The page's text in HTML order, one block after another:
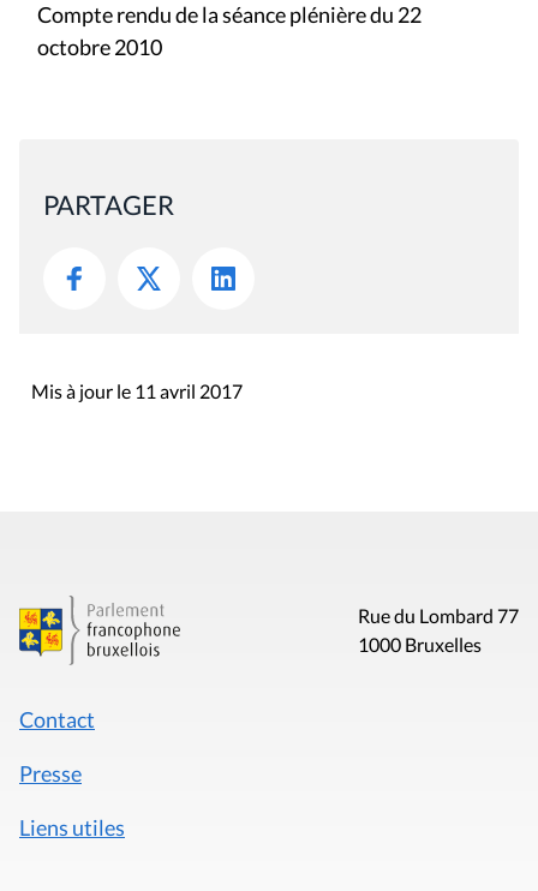
Compte rendu de la séance plénière du 22
octobre 2010
PARTAGER
Mis à jour le 11 avril 2017
Rue du Lombard 77
1000 Bruxelles
Contact
Presse
Liens utiles